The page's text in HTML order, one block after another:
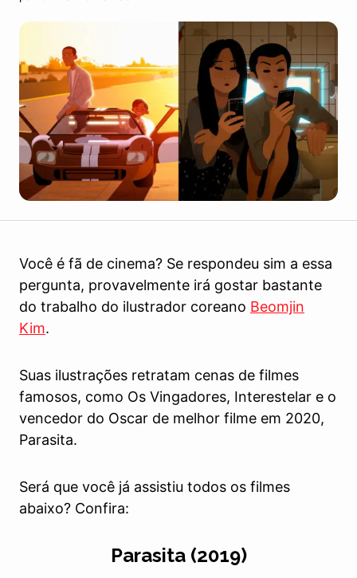
Você é fã de cinema? Se respondeu sim a essa
pergunta, provavelmente irá gostar bastante
do trabalho do ilustrador coreano Beomjin
Kim.
Suas ilustrações retratam cenas de filmes
famosos, como Os Vingadores, Interestelar e o
vencedor do Oscar de melhor filme em 2020,
Parasita.
Será que você já assistiu todos os filmes
abaixo? Confira:
Parasita (2019)